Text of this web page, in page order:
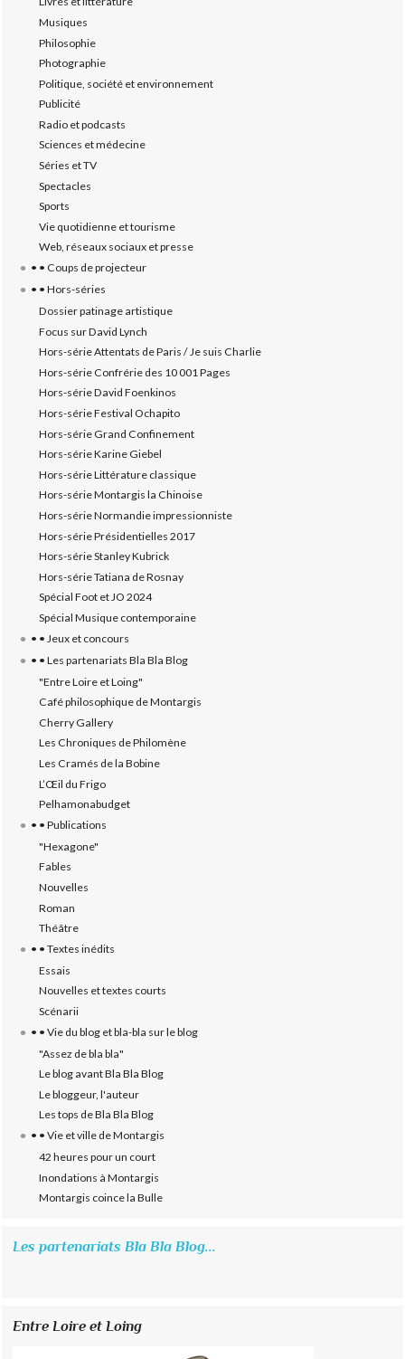
Musiques
Philosophie
Photographie
Politique, société et environnement
Publicité
Radio et podcasts
Sciences et médecine
Séries et TV
Spectacles
Sports
Vie quotidienne et tourisme
Web, réseaux sociaux et presse
• • Coups de projecteur
• • Hors-séries
Dossier patinage artistique
Focus sur David Lynch
Hors-série Attentats de Paris / Je suis Charlie
Hors-série Confrérie des 10 001 Pages
Hors-série David Foenkinos
Hors-série Festival Ochapito
Hors-série Grand Confinement
Hors-série Karine Giebel
Hors-série Littérature classique
Hors-série Montargis la Chinoise
Hors-série Normandie impressionniste
Hors-série Présidentielles 2017
Hors-série Stanley Kubrick
Hors-série Tatiana de Rosnay
Spécial Foot et JO 2024
Spécial Musique contemporaine
• • Jeux et concours
• • Les partenariats Bla Bla Blog
"Entre Loire et Loing"
Café philosophique de Montargis
Cherry Gallery
Les Chroniques de Philomène
Les Cramés de la Bobine
L’‎Œil du Frigo
Pelhamonabudget
• • Publications
"Hexagone"
Fables
Nouvelles
Roman
Théâtre
• • Textes inédits
Essais
Nouvelles et textes courts
Scénarii
• • Vie du blog et bla-bla sur le blog
"Assez de bla bla"
Le blog avant Bla Bla Blog
Le bloggeur, l'auteur
Les tops de Bla Bla Blog
• • Vie et ville de Montargis
42 heures pour un court
Inondations à Montargis
Montargis coince la Bulle
Les partenariats Bla Bla Blog...
Entre Loire et Loing